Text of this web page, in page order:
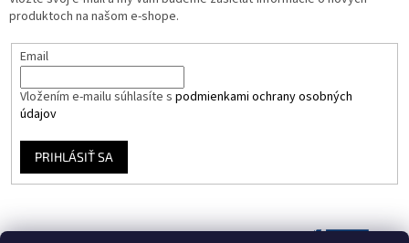
produktoch na našom e-shope.
Email
Vložením e-mailu súhlasíte s podmienkami ochrany osobných
údajov
PRIHLÁSIŤ SA